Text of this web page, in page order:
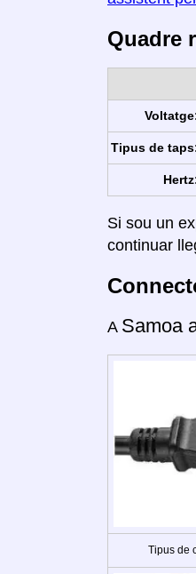
Quadre
Tipus de
Si sou un
continuar
A Samoa
Tipus de